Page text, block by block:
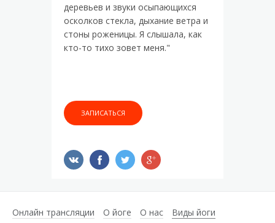
деревьев и звуки осыпающихся
осколков стекла, дыхание ветра и
стоны роженицы. Я слышала, как
кто-то тихо зовет меня."
ЗАПИСАТЬСЯ
Онлайн трансляции О йоге О нас
Виды йоги